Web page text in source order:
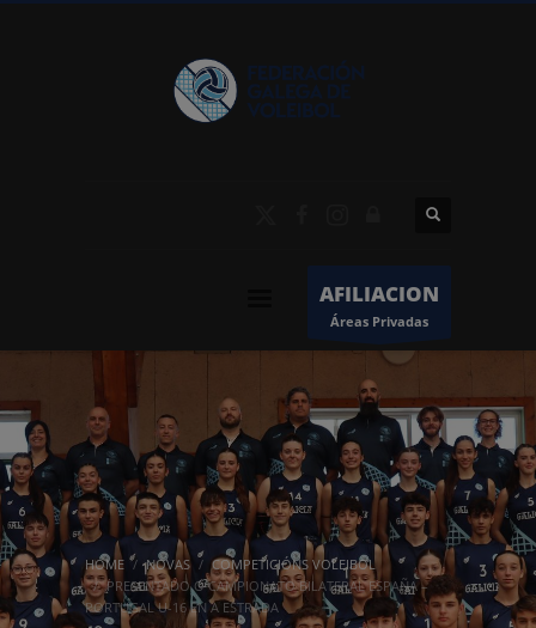
AFILIACION
Áreas Privadas
HOME NOVAS
COMPETICIÓNS VOLEIBOL
PRESENTADO O CAMPIONATO BILATERAL ESPAÑA –
PORTUGAL U-16 EN A ESTRADA